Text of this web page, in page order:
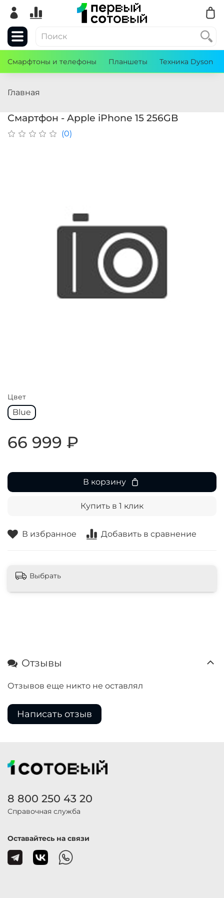
Смарфтоны и телефоны Планшеты Техника Dyson
Главная
Смартфон - Apple iPhone 15 256GB
(0)
В избранное Добавить в сравнение
Цвет
Blue
66 999 ₽
В корзину
Купить в 1 клик
Выбрать
Отзывы
Отзывов еще никто не оставлял
Написать отзыв
8 800 250 43 20
Справочная служба
Оставайтесь на связи